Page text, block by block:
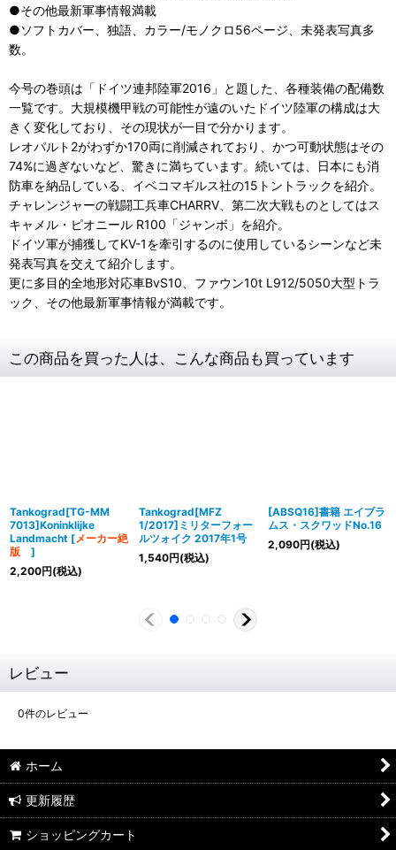
●その他最新軍事情報満載
●ソフトカバー、独語、カラー/モノクロ56ページ、未発表写真多
数。
今号の巻頭は「ドイツ連邦陸軍2016」と題した、各種装備の配備数
一覧です。大規模機甲戦の可能性が遠のいたドイツ陸軍の構成は大
きく変化しており、その現状が一目で分かります。
レオパルト2がわずか170両に削減されており、かつ可動状態はその
74%に過ぎないなど、驚きに満ちています。続いては、日本にも消
防車を納品している、イベコマギルス社の15トントラックを紹介。
チャレンジャーの戦闘工兵車CHARRV、第二次大戦ものとしてはス
キャメル・ピオニール R100「ジャンボ」を紹介。
ドイツ軍が捕獲してKV-1を牽引するのに使用しているシーンなど未
発表写真を交えて紹介します。
更に多目的全地形対応車BvS10、ファウン10t L912/5050大型トラ
ック、その他最新軍事情報が満載です。
この商品を買った人は、こんな商品も買っています
Tankograd[TG-MM
7013]Koninklijke
Landmacht [メーカー絶
版 ]
2,200円(税込)
Tankograd[MFZ
1/2017]ミリターフォー
ルツォイク 2017年1号
1,540円(税込)
[ABSQ16]書籍 エイブラ
ムス・スクワッドNo.16
2,090円(税込)
レビュー
0件のレビュー
ホーム
更新履歴
ショッピングカート